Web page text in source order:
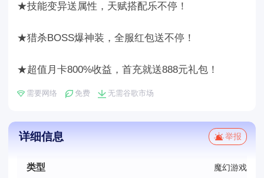
★技能变异送属性，天赋搭配乐不停！
★猎杀BOSS爆神装，全服红包送不停！
★超值月卡800%收益，首充就送888元礼包！
需要网络 免费 无需谷歌市场
详细信息 举报
类型 魔幻游戏